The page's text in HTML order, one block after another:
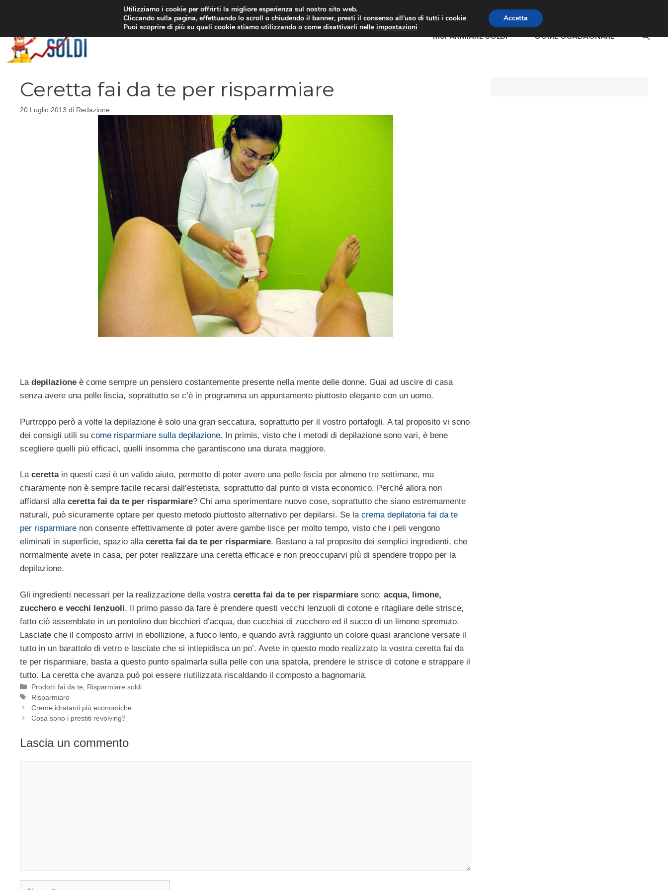
RISPARMIARE SOLDI COME GUADAGNARE
Ceretta fai da te per risparmiare
20 Luglio 2013 di Redazione
La depilazione è come sempre un pensiero costantemente presente nella mente delle donne. Guai ad uscire di casa
senza avere una pelle liscia, soprattutto se c’è in programma un appuntamento piuttosto elegante con un uomo.
Purtroppo però a volte la depilazione è solo una gran seccatura, soprattutto per il vostro portafogli. A tal proposito vi sono
dei consigli utili su come risparmiare sulla depilazione. In primis, visto che i metodi di depilazione sono vari, è bene
scegliere quelli più efficaci, quelli insomma che garantiscono una durata maggiore.
La cerettain questi casi è un valido aiuto, permette di poter avere una pelle liscia per almeno tre settimane, ma
chiaramente non è sempre facile recarsi dall’estetista, soprattutto dal punto di vista economico. Perché allora non
affidarsi alla ceretta fai da te per risparmiare? Chi ama sperimentare nuove cose, soprattutto che siano estremamente
naturali, può sicuramente optare per questo metodo piuttosto alternativo per depilarsi. Se la crema depilatoria fai da te
per risparmiare non consente effettivamente di poter avere gambe lisce per molto tempo, visto che i peli vengono
eliminati in superficie, spazio alla ceretta fai da te per risparmiare. Bastano a tal proposito dei semplici ingredienti, che
normalmente avete in casa, per poter realizzare una ceretta efficace e non preoccuparvi più di spendere troppo per la
depilazione.
Gli ingredienti necessari per la realizzazione della vostra ceretta fai da te per risparmiare sono: acqua, limone,
zucchero e vecchi lenzuoli. Il primo passo da fare è prendere questi vecchi lenzuoli di cotone e ritagliare delle strisce,
fatto ciò assemblate in un pentolino due bicchieri d’acqua, due cucchiai di zucchero ed il succo di un limone spremuto.
Lasciate che il composto arrivi in ebollizione, a fuoco lento, e quando avrà raggiunto un colore quasi arancione versate il
tutto in un barattolo di vetro e lasciate che si intiepidisca un po’. Avete in questo modo realizzato la vostra ceretta fai da
te per risparmiare, basta a questo punto spalmarla sulla pelle con una spatola, prendere le strisce di cotone e strappare il
tutto. La ceretta che avanza può poi essere riutilizzata riscaldando il composto a bagnomaria.
Categorie
Prodotti fai da te
Risparmiare soldi
Tag
Risparmiare
Creme idratanti più economiche
Cosa sono i prestiti revolving?
Lascia un commento
Nome
Utilizziamo i cookie per offrirti la migliore esperienza sul nostro sito web.
Cliccando sulla pagina, effettuando lo scroll o chiudendo il banner, presti il consenso all’uso di tutti i cookie
Puoi scoprire di più su quali cookie stiamo utilizzando o come disattivarli nelleimpostazioni
Accetta